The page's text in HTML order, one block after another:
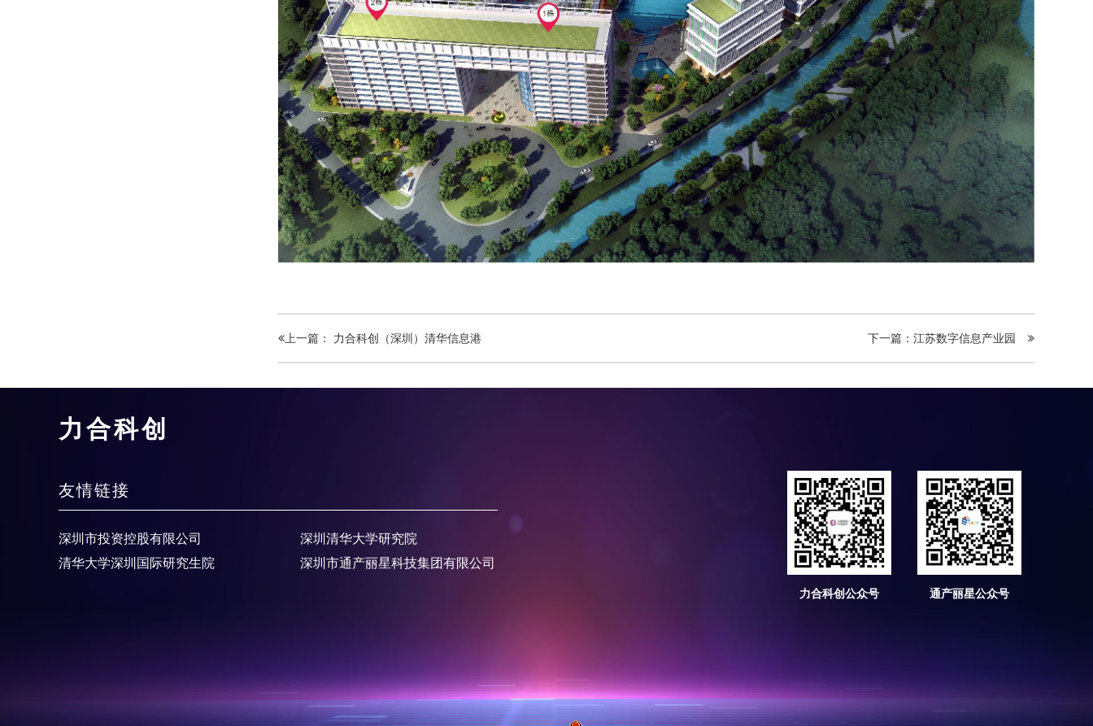
上一篇： 力合科创（深圳）清华信息港 下一篇：江苏数字信息产业园
力合科创
友情链接
深圳市投资控股有限公司
深圳清华大学研究院
清华大学深圳国际研究生院
深圳市通产丽星科技集团有限公司
通产丽星公众号
力合科创公众号